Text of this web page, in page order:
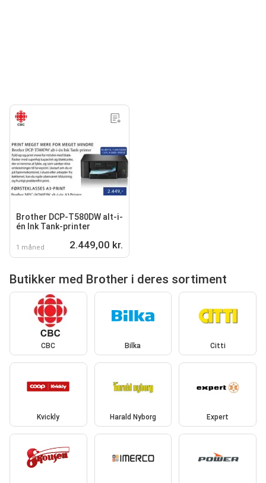
Brother DCP-T580DW alt-i-
én Ink Tank-printer
1 måned 2.449,00 kr.
Butikker med Brother i deres sortiment
CBC Bilka Citti
Kvickly Harald Nyborg Expert